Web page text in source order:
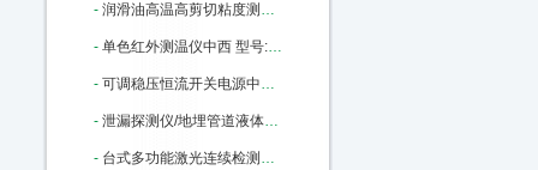
- 润滑油高温高剪切粘度测定器 中西 型号:KD15-KD-H1706库号：M404041
- 单色红外测温仪中西 型号:SJ69-3025库号：M405943
- 可调稳压恒流开关电源中西 型号:GY22-YK-AD1220库号：M405945
- 泄漏探测仪/地埋管道液体和气体泄漏检测仪中西 型号:XLT-17库号：M284106
- 台式多功能激光连续检测粉尘仪中西 型号:PC03-80M/PC-3A库号：M391381